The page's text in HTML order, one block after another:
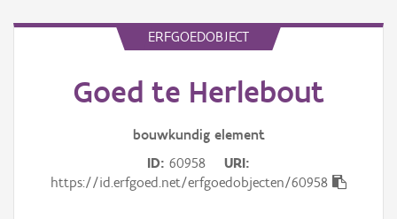
Erfgoedobject
ERFGOEDOBJECT
Goed te Herlebout
bouwkundig element
ID 60958
URI
https://id.erfgoed.net/erfgoedobjecten/60958